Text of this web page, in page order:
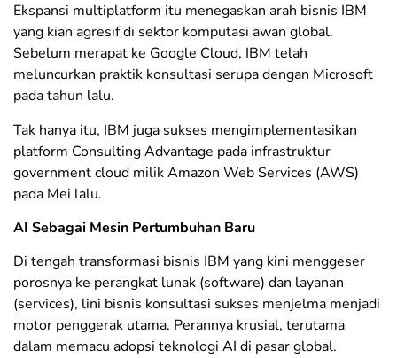
​Ekspansi multiplatform itu menegaskan arah bisnis IBM
yang kian agresif di sektor komputasi awan global.
Sebelum merapat ke Google Cloud, IBM telah
meluncurkan praktik konsultasi serupa dengan Microsoft
pada tahun lalu.
Tak hanya itu, IBM juga sukses mengimplementasikan
platform Consulting Advantage pada infrastruktur
government cloud milik Amazon Web Services (AWS)
pada Mei lalu.
​AI Sebagai Mesin Pertumbuhan Baru
​Di tengah transformasi bisnis IBM yang kini menggeser
porosnya ke perangkat lunak (software) dan layanan
(services), lini bisnis konsultasi sukses menjelma menjadi
motor penggerak utama. Perannya krusial, terutama
dalam memacu adopsi teknologi AI di pasar global.